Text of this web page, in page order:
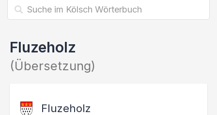
Fluzeholz
(Übersetzung)
Fluzeholz